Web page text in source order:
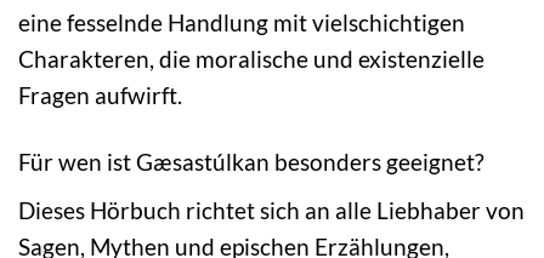
eine fesselnde Handlung mit vielschichtigen
Charakteren, die moralische und existenzielle
Fragen aufwirft.
Für wen ist Gæsastúlkan besonders geeignet?
Dieses Hörbuch richtet sich an alle Liebhaber von
Sagen, Mythen und epischen Erzählungen,